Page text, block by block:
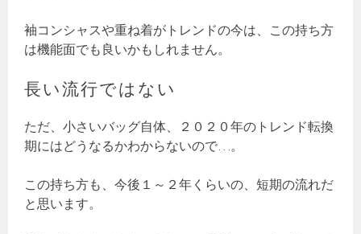
袖コンシャスや重ね着がトレンドの今は、この持ち方
は機能面でも良いかもしれません。
長い流行ではない
ただ、小さいバッグ自体、２０２０年のトレンド転換
期にはどうなるかわからないので…。
この持ち方も、今後１～２年くらいの、短期の流れだ
と思います。